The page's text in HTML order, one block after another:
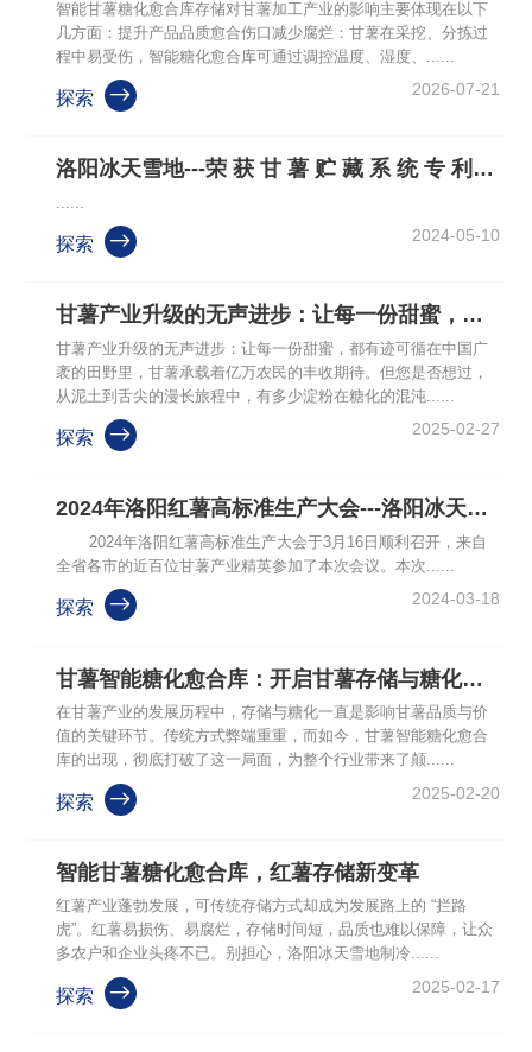
智能甘薯糖化愈合库存储对甘薯加工产业的影响主要体现在以下
几方面：提升产品品质愈合伤口减少腐烂：甘薯在采挖、分拣过
程中易受伤，智能糖化愈合库可通过调控温度、湿度、......
探索  2026-07-21
洛阳冰天雪地---荣 获 甘 薯 贮 藏 系 统 专 利 证 书
探索  2024-05-10
甘薯产业升级的无声进步：让每一份甜蜜，都有迹可循
甘薯产业升级的无声进步：让每一份甜蜜，都有迹可循在中国广
袤的田野里，甘薯承载着亿万农民的丰收期待。但您是否想过，
从泥土到舌尖的漫长旅程中，有多少淀粉在糖化的混沌......
探索  2025-02-27
2024年洛阳红薯高标准生产大会---洛阳冰天雪地
2024年洛阳红薯高标准生产大会于3月16日顺利召开，来自
全省各市的近百位甘薯产业精英参加了本次会议。本次......
探索  2024-03-18
甘薯智能糖化愈合库：开启甘薯存储与糖化新时代
在甘薯产业的发展历程中，存储与糖化一直是影响甘薯品质与价
值的关键环节。传统方式弊端重重，而如今，甘薯智能糖化愈合
库的出现，彻底打破了这一局面，为整个行业带来了颠......
探索  2025-02-20
智能甘薯糖化愈合库，红薯存储新变革
红薯产业蓬勃发展，可传统存储方式却成为发展路上的 “拦路
虎”。红薯易损伤、易腐烂，存储时间短，品质也难以保障，让众
多农户和企业头疼不已。别担心，洛阳冰天雪地制冷......
探索  2025-02-17